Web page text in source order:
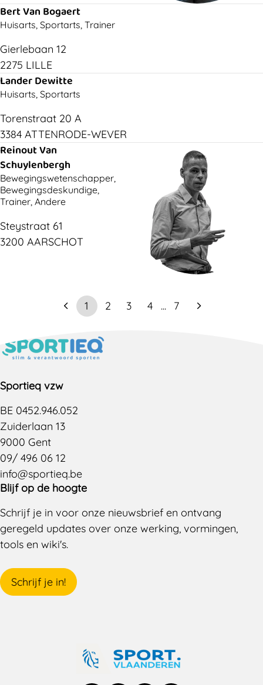
Bert Van Bogaert
Huisarts, Sportarts, Trainer
Gierlebaan 12
2275 LILLE
Lander Dewitte
Huisarts, Sportarts
Torenstraat 20 A
3384 ATTENRODE-WEVER
Reinout Van
Schuylenbergh
Bewegingswetenschapper,
Bewegingsdeskundige,
Trainer, Andere
Steystraat 61
3200 AARSCHOT
1 2 3 4 ... 7
Sportieq vzw
BE 0452.946.052
Zuiderlaan 13
9000 Gent
09/ 496 06 12
info@sportieq.be
Blijf op de hoogte
Schrijf je in voor onze nieuwsbrief en ontvang
geregeld updates over onze werking, vormingen,
tools en wiki's.
Schrijf je in!